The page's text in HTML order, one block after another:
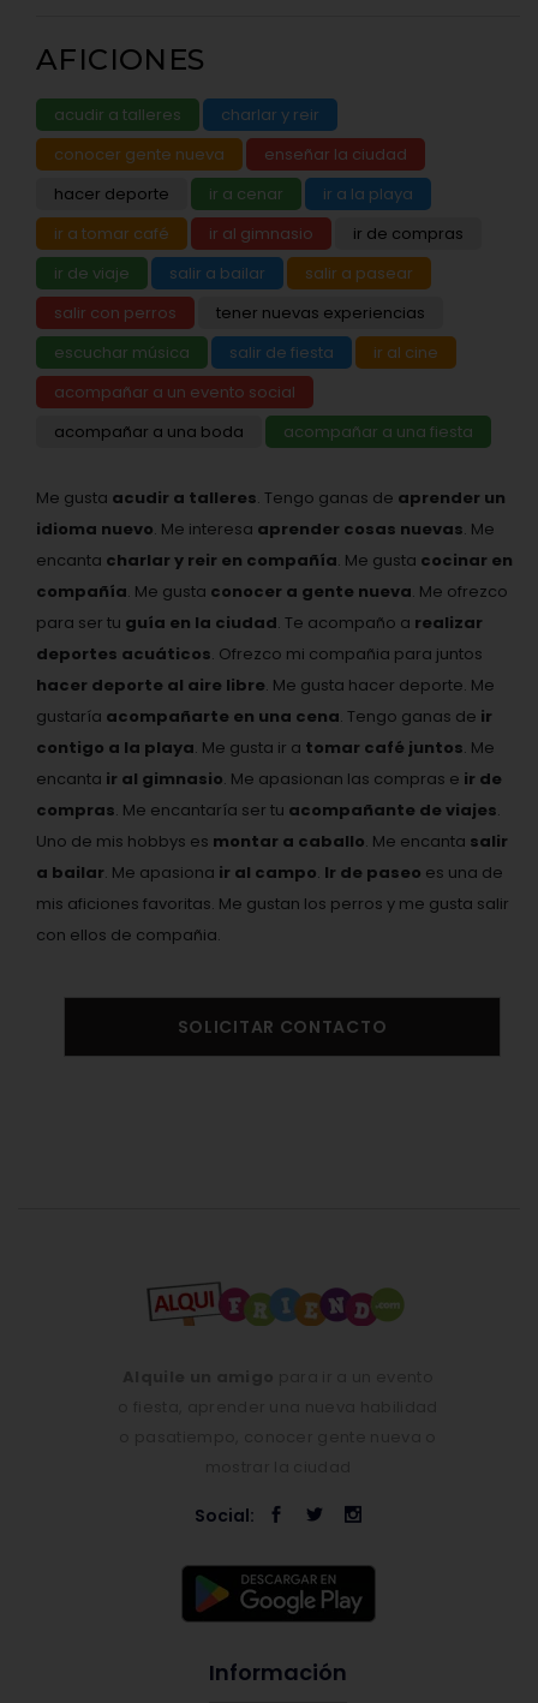
AFICIONES
acudir a talleres
charlar y reir
conocer gente nueva
enseñar la ciudad
hacer deporte
ir a cenar
ir a la playa
ir a tomar café
ir al gimnasio
ir de compras
ir de viaje
salir a bailar
salir a pasear
salir con perros
tener nuevas experiencias
escuchar música
salir de fiesta
ir al cine
acompañar a un evento social
acompañar a una boda
acompañar a una fiesta
Me gusta acudir a talleres. Tengo ganas de aprender un
idioma nuevo. Me interesa aprender cosas nuevas. Me
encanta charlar y reir en compañía. Me gusta cocinar en
compañía. Me gusta conocer a gente nueva. Me ofrezco
para ser tu guía en la ciudad. Te acompaño a realizar
deportes acuáticos. Ofrezco mi compañia para juntos
hacer deporte al aire libre. Me gusta hacer deporte. Me
gustaría acompañarte en una cena. Tengo ganas de ir
contigo a la playa. Me gusta ir a tomar café juntos. Me
encanta ir al gimnasio. Me apasionan las compras e ir de
compras. Me encantaría ser tu acompañante de viajes.
Uno de mis hobbys es montar a caballo. Me encanta salir
a bailar. Me apasiona ir al campo. Ir de paseo es una de
mis aficiones favoritas. Me gustan los perros y me gusta salir
con ellos de compañia.
SOLICITAR CONTACTO
Social:
Información